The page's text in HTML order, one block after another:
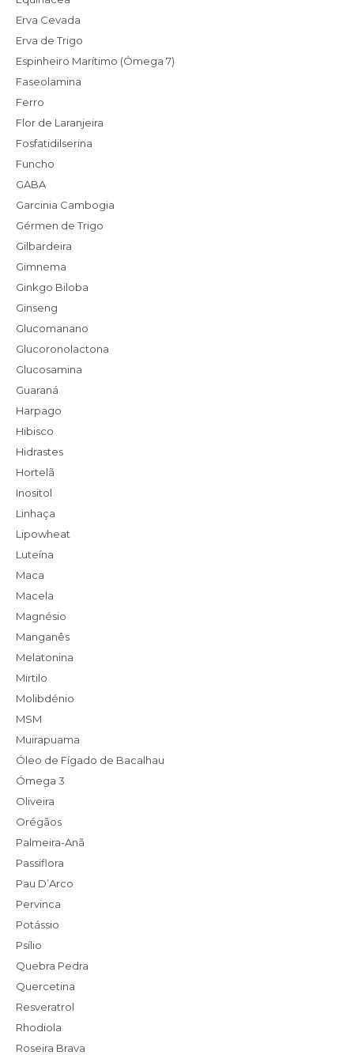
Erva Cevada
Erva de Trigo
Espinheiro Marítimo (Ómega 7)
Faseolamina
Ferro
Flor de Laranjeira
Fosfatidilserina
Funcho
GABA
Garcinia Cambogia
Gérmen de Trigo
Gilbardeira
Gimnema
Ginkgo Biloba
Ginseng
Glucomanano
Glucoronolactona
Glucosamina
Guaraná
Harpago
Hibisco
Hidrastes
Hortelã
Inositol
Linhaça
Lipowheat
Luteína
Maca
Macela
Magnésio
Manganês
Melatonina
Mirtilo
Molibdénio
MSM
Muirapuama
Óleo de Fígado de Bacalhau
Ómega 3
Oliveira
Orégãos
Palmeira-Anã
Passiflora
Pau D’Arco
Pervinca
Potássio
Psílio
Quebra Pedra
Quercetina
Resveratrol
Rhodiola
Roseira Brava